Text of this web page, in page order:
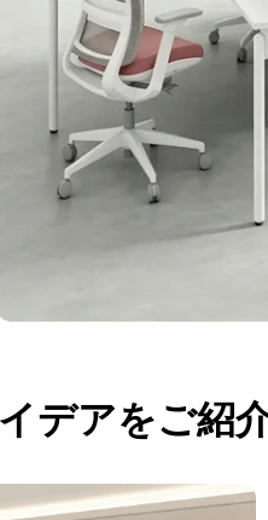
デアをご紹